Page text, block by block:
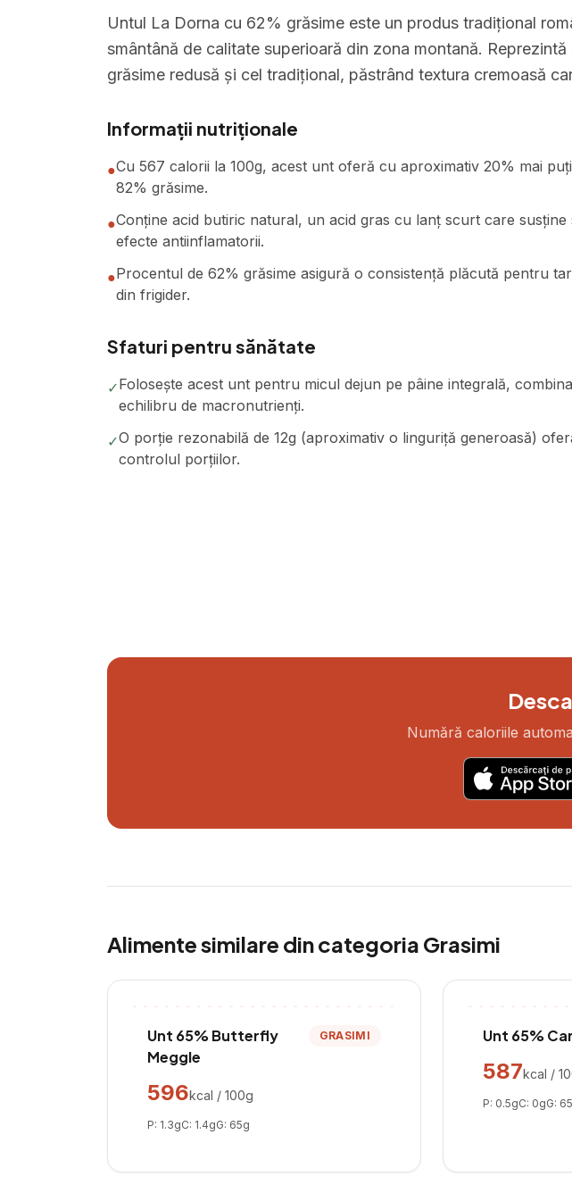
Untul La Dorna cu 62% grăsime este un produs tradițional
smântână de calitate superioară din zona montană.
grăsime redusă și cel tradițional, păstrând textura cremoasă
Informații nutriționale
●Cu 567 calorii la 100g, acest unt oferă cu aproximativ 20% mai
82% grăsime.
●Conține acid butiric natural, un acid gras cu lanț scurt care susține
efecte antiinflamatorii.
●Procentul de 62% grăsime asigură o consistență plăcută pentru
din frigider.
Sfaturi pentru sănătate
✓Folosește acest unt pentru micul dejun pe pâine integrală,
echilibru de macronutrienți.
✓O porție rezonabilă de 12g (aproximativ o linguriță generoasă)
controlul porțiilor.
Numără caloriile
Alimente similare din categoria Grasimi
Unt 65% Butterfly
Meggle
GRASIMI
596kcal / 100g
P: 1.3gC: 1.4gG: 65g
Unt 65%
587kcal /
P: 0.5gC: 0gG: 65